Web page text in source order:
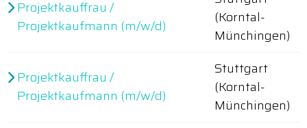
Projektkauffrau /
Projektkaufmann (m/w/d)
(Korntal-
Münchingen)
Projektkauffrau /
Projektkaufmann (m/w/d)
Stuttgart
(Korntal-
Münchingen)